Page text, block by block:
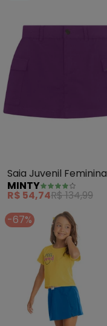
Saia Juvenil Feminina
Sarja Twill (Roxo)
MINTY
R$ 54,74R$ 134,99
-67%